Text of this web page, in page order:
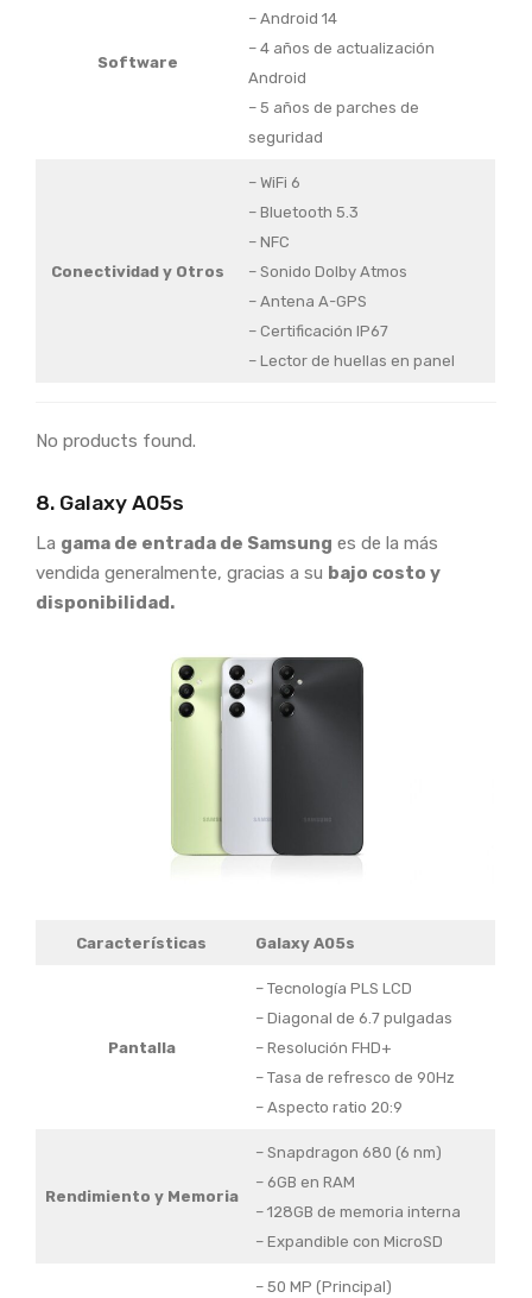
Software
– Android 14
– 4 años de actualización
Android
– 5 años de parches de
seguridad
Conectividad y Otros
– WiFi 6
– Bluetooth 5.3
– NFC
– Sonido Dolby Atmos
– Antena A-GPS
– Certificación IP67
– Lector de huellas en panel
No products found.
8. Galaxy A05s
La gama de entrada de Samsung es de la más
vendida generalmente, gracias a su bajo costo y
disponibilidad.
Características Galaxy A05s
Pantalla
– Tecnología PLS LCD
– Diagonal de 6.7 pulgadas
– Resolución FHD+
– Tasa de refresco de 90Hz
– Aspecto ratio 20:9
Rendimiento y Memoria
– Snapdragon 680 (6 nm)
– 6GB en RAM
– 128GB de memoria interna
– Expandible con MicroSD
– 50 MP (Principal)